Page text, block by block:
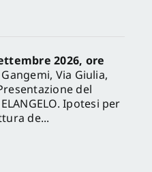
2026, ore
Via Giulia,
del
Ipotesi per
de...